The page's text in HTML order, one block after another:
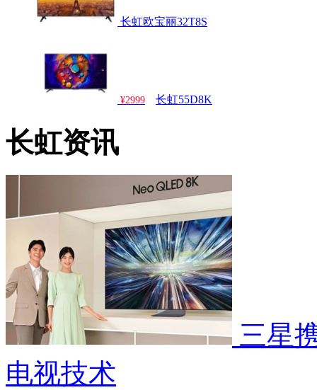
长虹欧宝丽32T8S
¥2999 长虹55D8K
长虹资讯
三星
电视技术